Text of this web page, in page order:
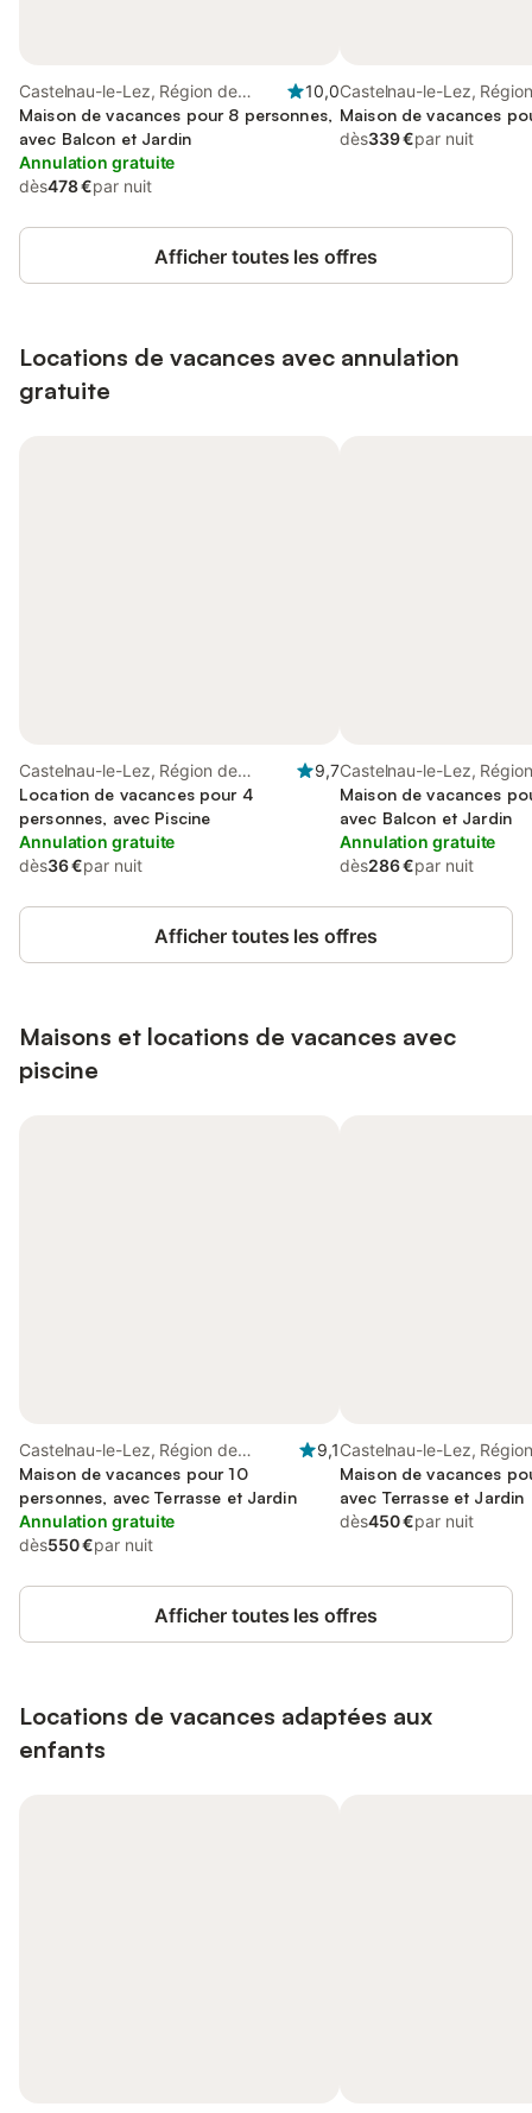
Castelnau-le-Lez, Région de
Montpellier
10,0
Maison de vacances pour 8 personnes,
avec Balcon et Jardin
Annulation gratuite
dès478 €par nuit
Castelnau-le-Lez,
Montpellier
Maison de vacances
dès339 €par nuit
Afficher toutes les offres
Locations de vacances avec annulation
gratuite
Castelnau-le-Lez, Région de
Montpellier
9,7
Location de vacances pour 4
personnes, avec Piscine
Annulation gratuite
dès36 €par nuit
Castelnau-le-Lez,
Montpellier
Maison de vacances
avec Balcon et Jardin
Annulation gratuite
dès286 €par nuit
Afficher toutes les offres
Maisons et locations de vacances avec
piscine
Castelnau-le-Lez, Région de
Montpellier
9,1
Maison de vacances pour 10
personnes, avec Terrasse et Jardin
Annulation gratuite
dès550 €par nuit
Castelnau-le-Lez,
Maison de vacances
avec Terrasse et Jardin
dès450 €par nuit
Afficher toutes les offres
Locations de vacances adaptées aux
enfants